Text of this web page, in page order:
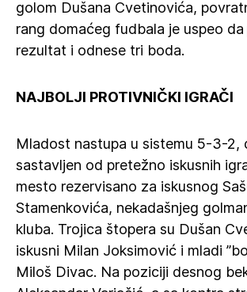
golom Dušana Cvetinovića,
rang domaćeg fudbala je uspeo da
rezultat i odnese tri boda.
NAJBOLJI PROTIVNIČKI IGRAČI
Mladost nastupa u sistemu 5-3-2,
sastavljen od pretežno iskusnih
mesto rezervisano za iskusnog
Stamenkovića, nekadašnjeg
kluba. Trojica štopera su Dušan
iskusni Milan Joksimović i mladi
Miloš Divac. Na poziciji desnog